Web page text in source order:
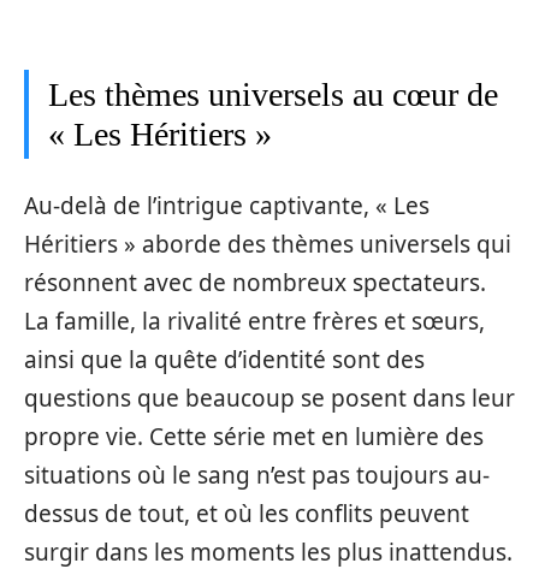
Les thèmes universels au cœur de
« Les Héritiers »
Au-delà de l’intrigue captivante, « Les
Héritiers » aborde des thèmes universels qui
résonnent avec de nombreux spectateurs.
La famille, la rivalité entre frères et sœurs,
ainsi que la quête d’identité sont des
questions que beaucoup se posent dans leur
propre vie. Cette série met en lumière des
situations où le sang n’est pas toujours au-
dessus de tout, et où les conflits peuvent
surgir dans les moments les plus inattendus.